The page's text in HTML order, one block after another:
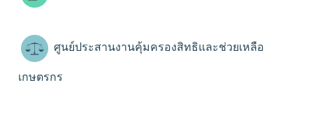
ศูนย์ประสานงานคุ้มครองสิทธิและช่วยเหลือ
เกษตรกร